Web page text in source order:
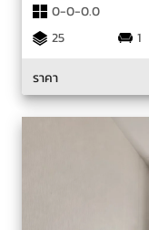
0-0-0.0
25
1
ราคา